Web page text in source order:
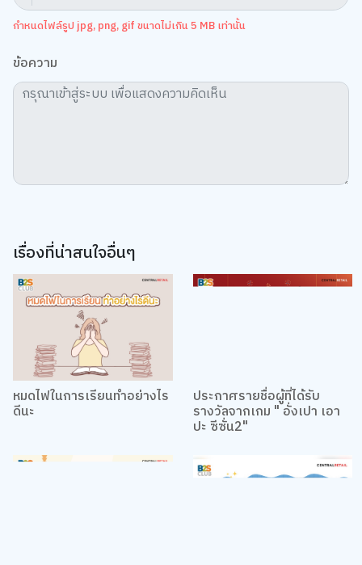
กำหนดไฟล์รูป jpg, png, gif ขนาดไม่เกิน 5 MB เท่านั้น
ข้อความ
เรื่องที่น่าสนใจอื่นๆ
หมดไฟในการเรียนทำอย่างไร
ดีนะ
ประกาศรายชื่อผู้ที่ได้รับ
รางวัลจากเกม " อั่งเปา เอา
ปะ ซีซั่น2"